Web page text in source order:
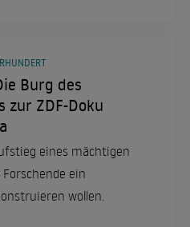
Burg des
zur ZDF-Doku
eines mächtigen
ein
wollen.